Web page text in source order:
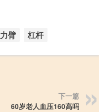
力臂 杠杆
下一篇
60岁老人血压160高吗